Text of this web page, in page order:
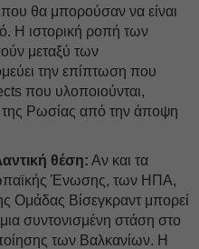
θα μπορούσαν να είναι
Η ιστορική ροπή των
μεταξύ των
την επίπτωση που
που υλοποιούνται,
της Ρωσίας από την άποψη
θέση: Αν και τα
Ένωσης, των ΗΠΑ,
Ομάδας Βίσεγκραντ μπορεί
συντονισμένη στάση στο
των Βαλκανίων. Η